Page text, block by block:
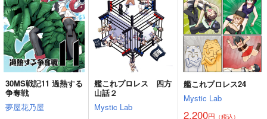
30MS戦記11 過熱する
争奪戦
夢屋花乃屋
艦これプロレス 四方
山話２
Mystic Lab
艦これプロレス24
Mystic Lab
2,200円 （税込）